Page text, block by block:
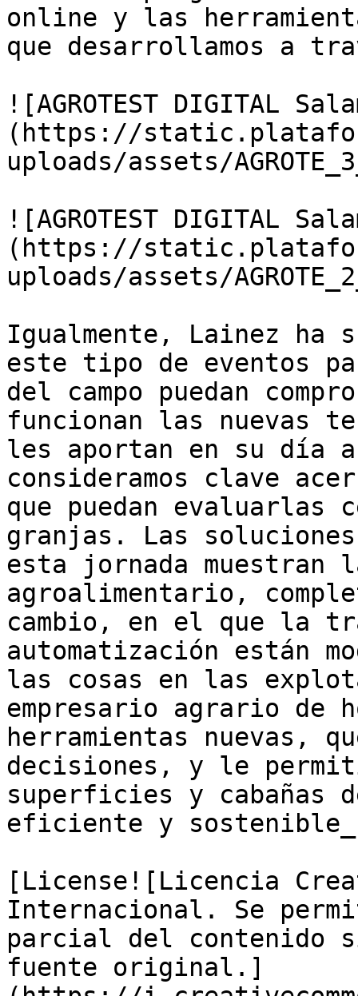
online y las
que desarrollamos a
![AGROTEST DIGITAL
(https://
uploads/assets/
![AGROTEST DIGITAL
(https://
uploads/assets/
Igualmente, Lainez ha
este tipo de eventos
del campo puedan
funcionan las nuevas
les aportan en su día
consideramos clave
que puedan evaluarlas
granjas. Las
esta jornada
agroalimentario,
cambio, en el que la
automatización están
las cosas en las
empresario agrario de
herramientas nuevas,
decisiones, y le
superficies y cabañas
eficiente y
[License![Licencia
Internacional. Se
parcial del contenido
fuente original.]